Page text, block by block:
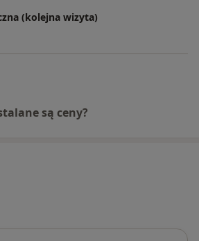
(kolejna wizyta)
są ceny?